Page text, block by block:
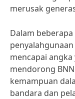
merusak
Dalam
mencapai
mendorong
kemampuan
bandara dan